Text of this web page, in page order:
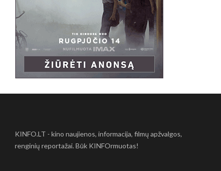
KINFO.LT - kino naujienos, informacija, filmų apžvalgos,
renginių reportažai. Būk KINFOrmuotas!